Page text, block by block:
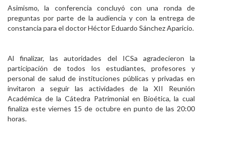
Asimismo, la conferencia concluyó con una ronda de
preguntas por parte de la audiencia y con la entrega de
constancia para el doctor Héctor Eduardo Sánchez Aparicio.
Al finalizar, las autoridades del ICSa agradecieron la
participación de todos los estudiantes, profesores y
personal de salud de instituciones públicas y privadas en
invitaron a seguir las actividades de la XII Reunión
Académica de la Cátedra Patrimonial en Bioética, la cual
finaliza este viernes 15 de octubre en punto de las 20:00
horas.